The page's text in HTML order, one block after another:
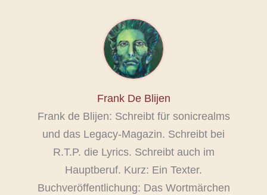
Frank De Blijen
Frank de Blijen: Schreibt für sonicrealms
und das Legacy-Magazin. Schreibt bei
R.T.P. die Lyrics. Schreibt auch im
Hauptberuf. Kurz: Ein Texter.
Buchveröffentlichung: Das Wortmärchen